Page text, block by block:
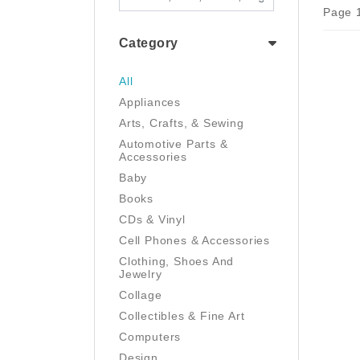
Category
All
Appliances
Arts, Crafts, & Sewing
Automotive Parts &
Accessories
Baby
Books
CDs & Vinyl
Cell Phones & Accessories
Clothing, Shoes And
Jewelry
Collage
Collectibles & Fine Art
Computers
Page